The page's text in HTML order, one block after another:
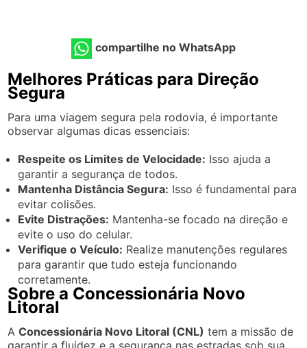
compartilhe no WhatsApp
Melhores Práticas para Direção
Segura
Para uma viagem segura pela rodovia, é importante
observar algumas dicas essenciais:
Respeite os Limites de Velocidade: Isso ajuda a
garantir a segurança de todos.
Mantenha Distância Segura: Isso é fundamental para
evitar colisões.
Evite Distrações: Mantenha-se focado na direção e
evite o uso do celular.
Verifique o Veículo: Realize manutenções regulares
para garantir que tudo esteja funcionando
corretamente.
Sobre a Concessionária Novo
Litoral
AConcessionária Novo Litoral (CNL) tem a missão de
garantir a fluidez e a segurança nas estradas sob sua